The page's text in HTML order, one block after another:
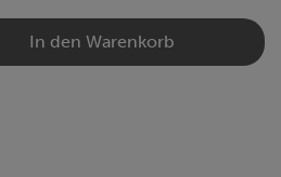
In den Warenkorb